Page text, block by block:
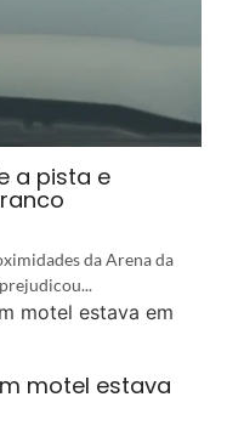
a pista e
da Arena da
motel estava